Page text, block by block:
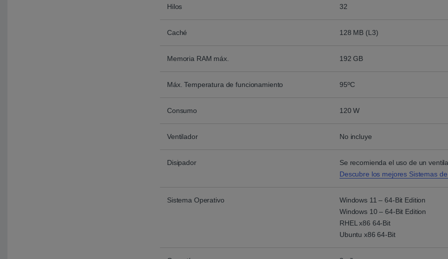
Hilos 32
Caché 128 MB (L3)
Memoria RAM máx. 192 GB
Máx. Temperatura de funcionamiento 95ºC
Consumo 120 W
Ventilador No incluye
Disipador
Se recomienda el uso de un
Descubre los mejores Sistemas
Sistema Operativo
Windows 11 – 64-Bit Edition
Windows 10 – 64-Bit Edition
RHEL x86 64-Bit
Ubuntu x86 64-Bit